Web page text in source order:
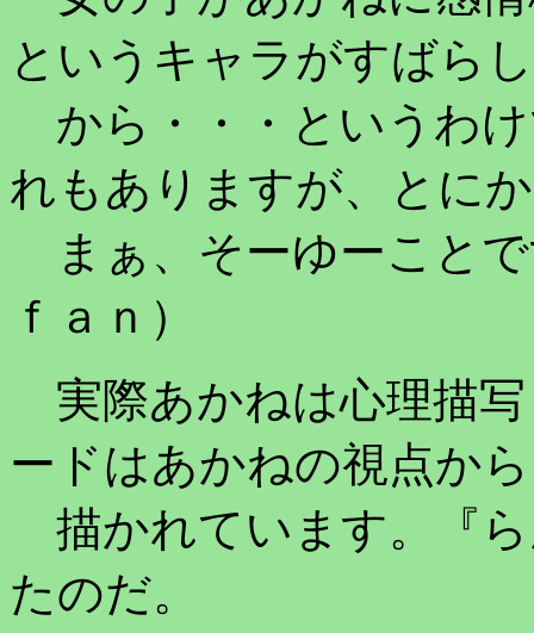
というキャラがすばら
から・・・というわ
れもありますが、とに
まぁ、そーゆーこと
ｆａｎ）
実際あかねは心理描
ードはあかねの視点から
描かれています。『
たのだ。